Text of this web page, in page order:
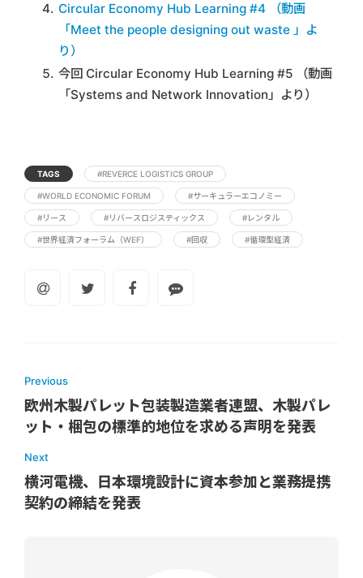
Circular Economy Hub Learning #4 （動画
「Meet the people designing out waste 」よ
り）
今回 Circular Economy Hub Learning #5 （動画
「Systems and Network Innovation」より）
TAGS #REVERCE LOGISTICS GROUP
#WORLD ECONOMIC FORUM #サーキュラーエコノミー
#リース #リバースロジスティックス #レンタル
#世界経済フォーラム（WEF） #回収 #循環型経済
Previous
欧州木製パレット包装製造業者連盟、木製パレ
ット・梱包の標準的地位を求める声明を発表
Next
横河電機、日本環境設計に資本参加と業務提携
契約の締結を発表